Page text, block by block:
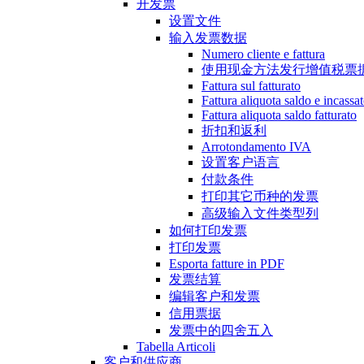
开发票
设置文件
输入发票数据
Numero cliente e fattura
使用现金方法发行增值税票
Fattura sul fatturato
Fattura aliquota saldo e
Fattura aliquota saldo fatturato
折扣和返利
Arrotondamento IVA
设置客户语言
付款条件
打印其它币种的发票
高级输入文件类型列
如何打印发票
打印发票
Esporta fatture in PDF
发票结算
编辑客户和发票
信用票据
发票中的四舍五入
Tabella Articoli